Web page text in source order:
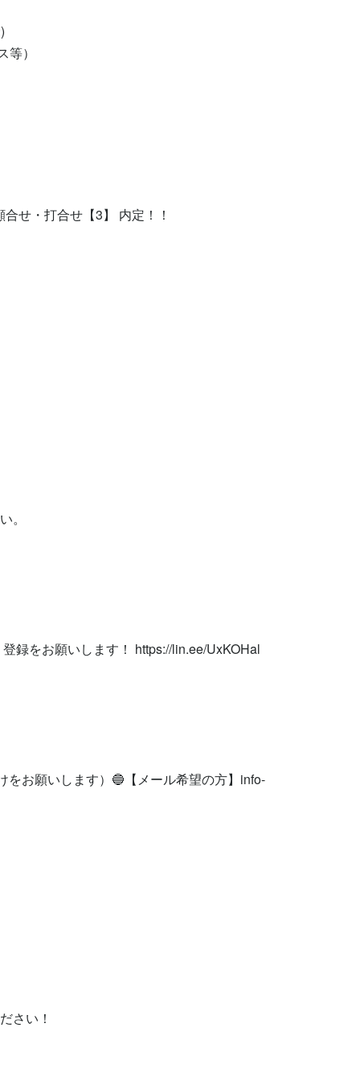
）
せ・打合せ【3】 内定！！
。
録をお願いします！ https://lin.ee/UxKOHal
お願いします）🔵【メール希望の方】 info-
さい！